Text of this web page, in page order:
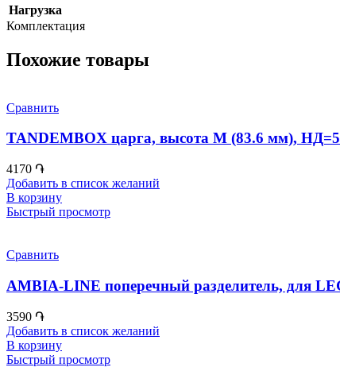
Нагрузка
Комплектация
Похожие товары
Сравнить
TANDEMBOX царга, высота M (83.6 мм),
4170 ֏
Добавить в список желаний
В корзину
Быстрый просмотр
Сравнить
AMBIA-LINE поперечный разделитель, для
3590 ֏
Добавить в список желаний
В корзину
Быстрый просмотр